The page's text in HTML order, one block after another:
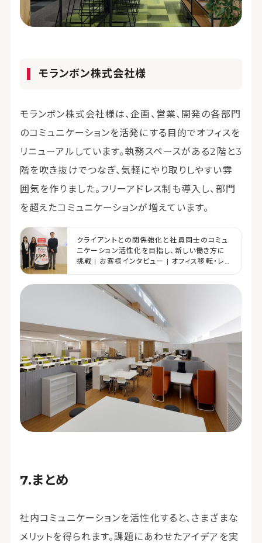
モランボン株式会社様
モランボン株式会社様は、企画、営業、開発の各部門
のコミュニケーションを活発にする目的でオフィスを
リニューアルしています。執務スペースがある2階と3
階を吹き抜けでつなぎ、気軽にやり取りしやすい雰
囲気を作りました。フリーアドレス制も導入し、部門
を超えたコミュニケーションが増えています。
クライアントとの関係強化と社員同士のコミュ
ニケーション活性化を目指し、新しい働き方に
挑戦 | お客様インタビュー | オフィス移転・レイ
まとめ
社内コミュニケーションを活性化すると、さまざまな
メリットを得られます。課題にあわせたアイデアを実